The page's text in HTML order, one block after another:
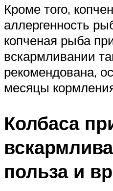
Кроме того,
аллергенность
копченая рыба
вскармливании
рекомендована,
месяцы
Колбаса
польза и